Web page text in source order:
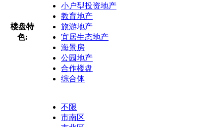
楼盘特
色:
小户型投资地产
教育地产
旅游地产
宜居生态地产
海景房
公园地产
合作楼盘
综合体
不限
市南区